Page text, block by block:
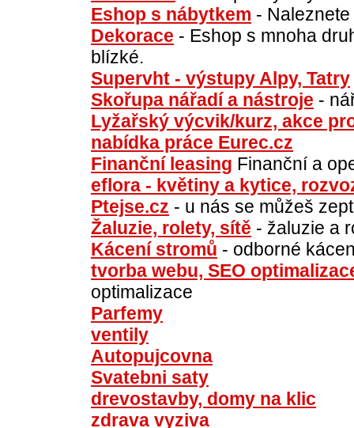
Eshop s nábytkem -
Dekorace - Eshop s mnoha
blízké.
Supervht - výstupy Alpy, Tatry
Skořupa nářadí a nástroje -
Lyžařský výcvik/kurz, akce
nabídka práce Eurec.cz
Finanční leasing Finanční a
eflora - květiny a kytice,
Ptejse.cz - u nás se můžeš
Žaluzie, rolety, sítě - žaluzie a
Kácení stromů - odborné
tvorba webu, SEO
optimalizace
Parfemy
ventily
Autopujcovna
Svatebni saty
drevostavby, domy na klic
zdrava vyziva